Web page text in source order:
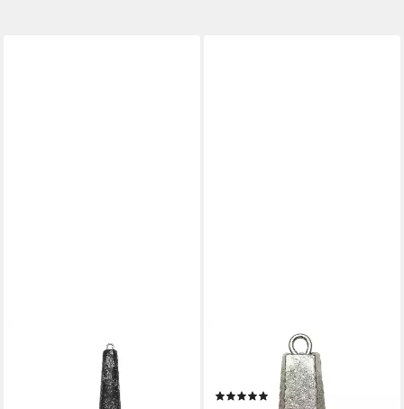
Brandungsblei Kinetic Pro
Sinker 40G 24Pcs
Black/Glitter Iron
Angelgewicht Kinetic Classic
Sinker 40G 24Pcs Iron
(1)